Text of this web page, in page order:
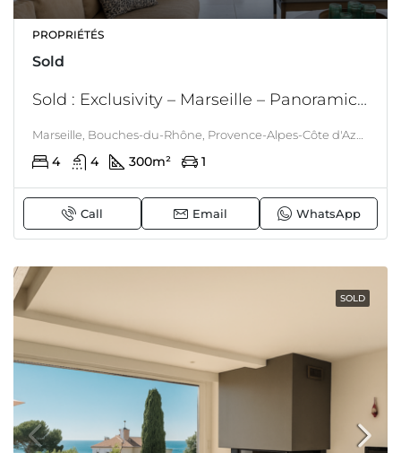
PROPRIÉTÉS
Sold
Sold : Exclusivity – Marseille – Panoramic sea view – Walking distance to beaches
4 4 300m² 1
Call Email WhatsApp
SOLD